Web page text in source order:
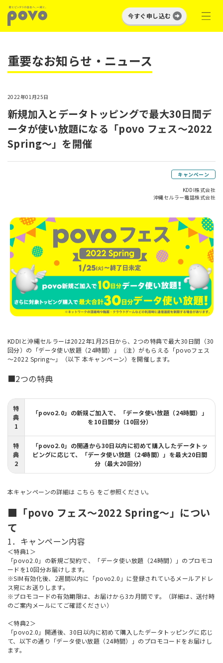
今すぐ申し込む
重要なお知らせ・ニュース
2022年01月25日
新規加入とデータトッピングで最大30日間デ
ータが使い放題になる「povo フェス～2022
Spring～」を開催
キャンペーン
KDDI株式会社
沖縄セルラー電話株式会社
KDDIと沖縄セルラーは2022年1月25日から、2つの特典で最大30日間（30
回分）の「データ使い放題（24時間）」（注）がもらえる「povoフェス
～2022 Spring～」（以下 本キャンペーン）を開催します。
■2つの特典
特
典
1
「povo2.0」の新規ご加入で、「データ使い放題（24時間）」
を10日間分（10回分）
特
典
2
「povo2.0」の開通から30日以内に初めて購入したデータトッ
ピングに応じて、「データ使い放題（24時間）」を最大20日間
分（最大20回分）
本キャンペーンの詳細は こちら をご参照ください。
■「povo フェス～2022 Spring～」につい
て
1．キャンペーン内容
＜特典1＞
「povo2.0」の新規ご契約で、「データ使い放題（24時間）」のプロモコ
ードを10回分お届けします。
※SIM有効化後、2週間以内に「povo2.0」に登録されているメールアドレ
ス宛にお送りします。
※プロモコードの有効期限は、お届けから3カ月間です。（詳細は、送付時
のご案内メールにてご確認ください）
＜特典2＞
「povo2.0」開通後、30日以内に初めて購入したデータトッピングに応じ
て、以下の通り「データ使い放題（24時間）」のプロモコードをお届けし
ます。